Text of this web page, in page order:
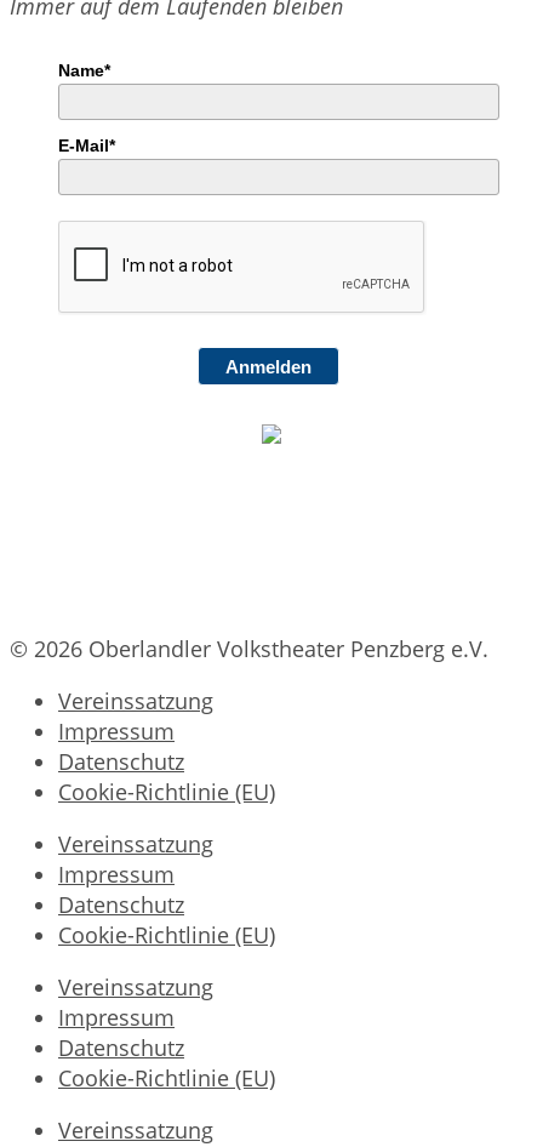
Immer auf dem Laufenden bleiben
Name*
E-Mail*
Anmelden
© 2026 Oberlandler Volkstheater Penzberg e.V.
Vereinssatzung
Impressum
Datenschutz
Cookie-Richtlinie (EU)
Vereinssatzung
Impressum
Datenschutz
Cookie-Richtlinie (EU)
Vereinssatzung
Impressum
Datenschutz
Cookie-Richtlinie (EU)
Vereinssatzung